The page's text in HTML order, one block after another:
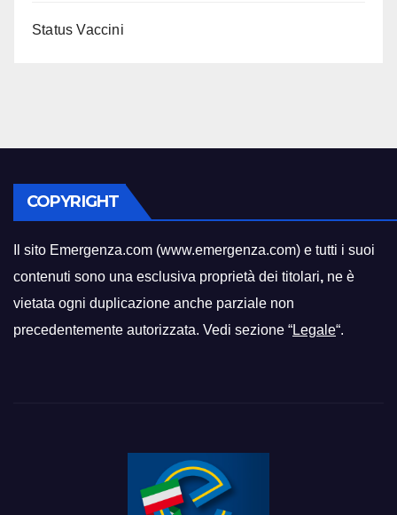
Status Vaccini
COPYRIGHT
Il sito Emergenza.com (www.emergenza.com) e tutti i suoi
contenuti sono una esclusiva proprietà dei titolari, ne è
vietata ogni duplicazione anche parziale non
precedentemente autorizzata. Vedi sezione “Legale“.